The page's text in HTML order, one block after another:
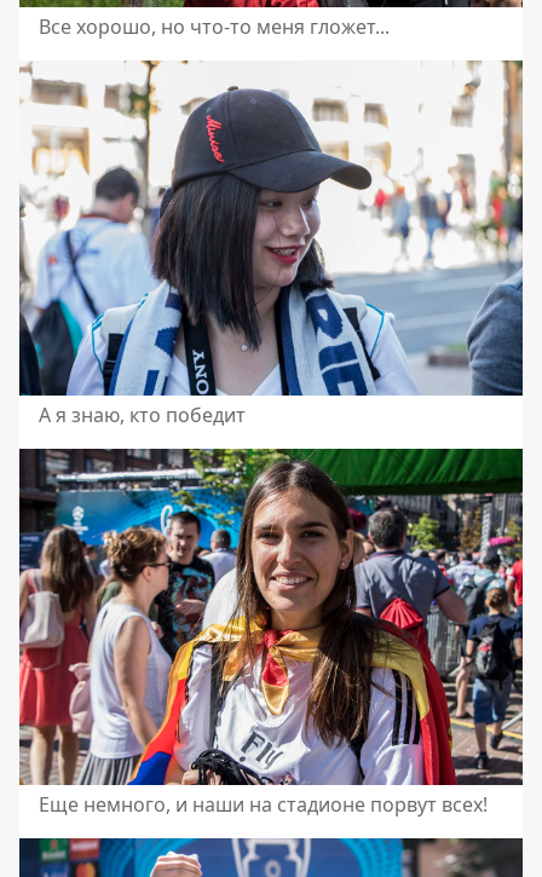
Все хорошо, но что-то меня гложет...
А я знаю, кто победит
Еще немного, и наши на стадионе порвут всех!